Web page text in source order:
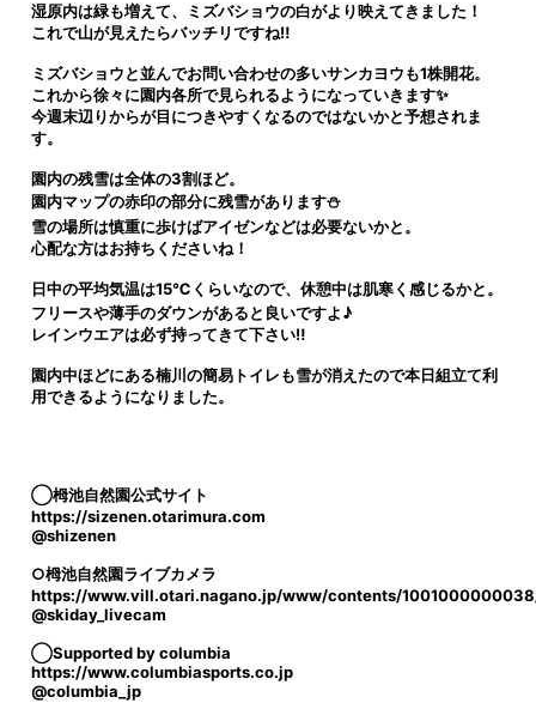
湿原内は緑も増えて、ミズバショウの白がより映えてきました！
これで山が見えたらバッチリですね‼
ミズバショウと並んでお問い合わせの多いサンカヨウも1株開花。
これから徐々に園内各所で見られるようになっていきます✨
今週末辺りからが目につきやすくなるのではないかと予想されま
す。
園内の残雪は全体の3割ほど。
園内マップの赤印の部分に残雪があります⛄
雪の場所は慎重に歩けばアイゼンなどは必要ないかと。
心配な方はお持ちくださいね！
日中の平均気温は15℃くらいなので、休憩中は肌寒く感じるかと。
フリースや薄手のダウンがあると良いですよ♪
レインウエアは必ず持ってきて下さい‼
園内中ほどにある楠川の簡易トイレも雪が消えたので本日組立て利
用できるようになりました。
◯栂池自然園公式サイト
https://sizenen.otarimura.com
@shizenen
○栂池自然園ライブカメラ
https://www.vill.otari.nagano.jp/www/contents/
@skiday_livecam
◯Supported by columbia
https://www.columbiasports.co.jp
@columbia_jp